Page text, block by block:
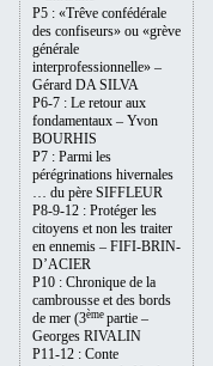
P5 : «Trêve confédérale
des confiseurs» ou «grève
générale
interprofessionnelle» –
Gérard DA SILVA
P6-7 : Le retour aux
fondamentaux – Yvon
BOURHIS
P7 : Parmi les
pérégrinations hivernales
… du père SIFFLEUR
P8-9-12 : Protéger les
citoyens et non les traiter
en ennemis – FIFI-BRIN-
D’ACIER
P10 : Chronique de la
cambrousse et des bords
de mer (3ème partie –
Georges RIVALIN
P11-12 : Conte